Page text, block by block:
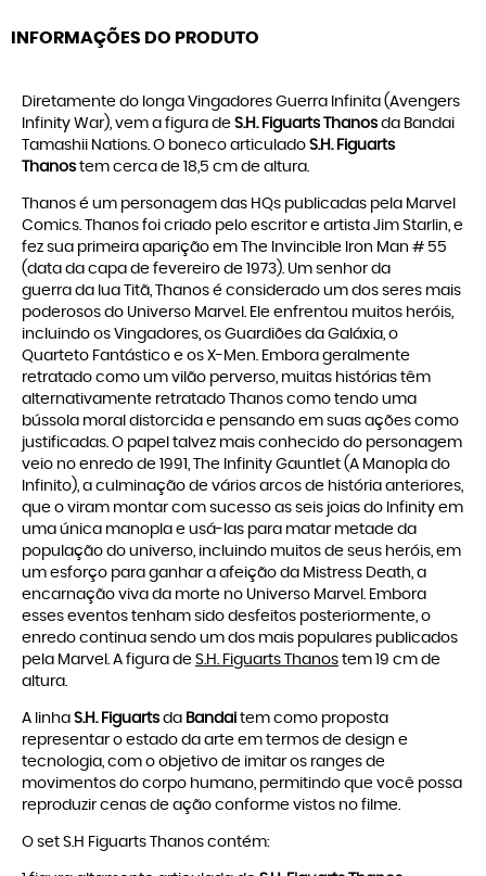
INFORMAÇÕES DO PRODUTO
Diretamente do longa Vingadores Guerra Infinita (Avengers
Infinity War), vem a figura de S.H. Figuarts Thanos da Bandai
Tamashii Nations. O boneco articulado S.H. Figuarts
Thanos tem cerca de 18,5 cm de altura.
Thanos é um personagem das HQs publicadas pela Marvel
Comics. Thanos foi criado pelo escritor e artista Jim Starlin, e
fez sua primeira aparição em The Invincible Iron Man # 55
(data da capa de fevereiro de 1973). Um senhor da
guerra da lua Titã, Thanos é considerado um dos seres mais
poderosos do Universo Marvel. Ele enfrentou muitos heróis,
incluindo os Vingadores, os Guardiões da Galáxia, o
Quarteto Fantástico e os X-Men. Embora geralmente
retratado como um vilão perverso, muitas histórias têm
alternativamente retratado Thanos como tendo uma
bússola moral distorcida e pensando em suas ações como
justificadas. O papel talvez mais conhecido do personagem
veio no enredo de 1991, The Infinity Gauntlet (A Manopla do
Infinito), a culminação de vários arcos de história anteriores,
que o viram montar com sucesso as seis joias do Infinity em
uma única manopla e usá-las para matar metade da
população do universo, incluindo muitos de seus heróis, em
um esforço para ganhar a afeição da Mistress Death, a
encarnação viva da morte no Universo Marvel. Embora
esses eventos tenham sido desfeitos posteriormente, o
enredo continua sendo um dos mais populares publicados
pela Marvel. A figura de S.H. Figuarts Thanos tem 19 cm de
altura.
A linha S.H. Figuarts da Bandai tem como proposta
representar o estado da arte em termos de design e
tecnologia, com o objetivo de imitar os ranges de
movimentos do corpo humano, permitindo que você possa
reproduzir cenas de ação conforme vistos no filme.
O set S.H Figuarts Thanos contém: